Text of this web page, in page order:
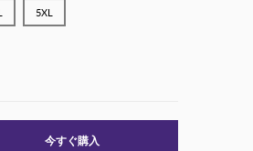
5XL
今すぐ購入